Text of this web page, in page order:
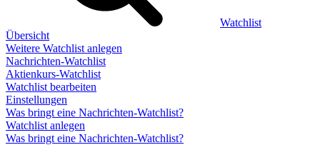
Watchlist
Übersicht
Weitere Watchlist anlegen
Nachrichten-Watchlist
Aktienkurs-Watchlist
Watchlist bearbeiten
Einstellungen
Was bringt eine Nachrichten-Watchlist?
Watchlist anlegen
Was bringt eine Nachrichten-Watchlist?